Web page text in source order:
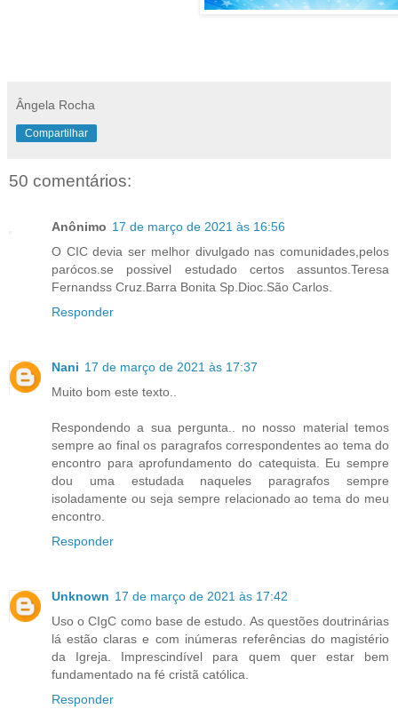
Ângela Rocha
Compartilhar
50 comentários:
Anônimo 17 de março de 2021 às 16:56
O CIC devia ser melhor divulgado nas comunidades,pelos
parócos.se possivel estudado certos assuntos.Teresa
Fernandss Cruz.Barra Bonita Sp.Dioc.São Carlos.
Responder
Nani 17 de março de 2021 às 17:37
Muito bom este texto..
Respondendo a sua pergunta.. no nosso material temos
sempre ao final os paragrafos correspondentes ao tema do
encontro para aprofundamento do catequista. Eu sempre
dou uma estudada naqueles paragrafos sempre
isoladamente ou seja sempre relacionado ao tema do meu
encontro.
Responder
Unknown 17 de março de 2021 às 17:42
Uso o CIgC como base de estudo. As questões doutrinárias
lá estão claras e com inúmeras referências do magistério
da Igreja. Imprescindível para quem quer estar bem
fundamentado na fé cristã católica.
Responder